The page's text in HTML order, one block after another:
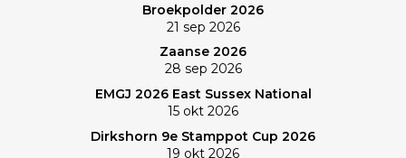
Broekpolder 2026
21 sep 2026
Zaanse 2026
28 sep 2026
EMGJ 2026 East Sussex National
15 okt 2026
Dirkshorn 9e Stamppot Cup 2026
19 okt 2026